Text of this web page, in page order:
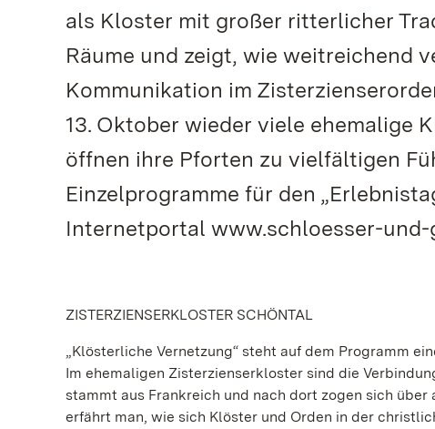
als Kloster mit großer ritterlicher
Räume und zeigt, wie weitreichend
Kommunikation im
13. Oktober wieder viele ehemalige
öffnen ihre Pforten zu vielfältigen
Einzelprogramme für den
Internetportal www.schloesser-und-
ZISTERZIENSERKLOSTER SCHÖNTAL
„Klösterliche Vernetzung“ steht auf dem Programm
Im ehemaligen Zisterzienserkloster sind die
stammt aus Frankreich und nach dort zogen sich
erfährt man, wie sich Klöster und Orden in der